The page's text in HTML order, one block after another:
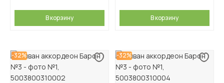
В корзину В корзину
-32% -32%